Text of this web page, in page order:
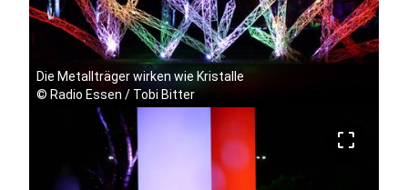
Die Metallträger wirken wie Kristalle
© Radio Essen / Tobi Bitter
crop_free